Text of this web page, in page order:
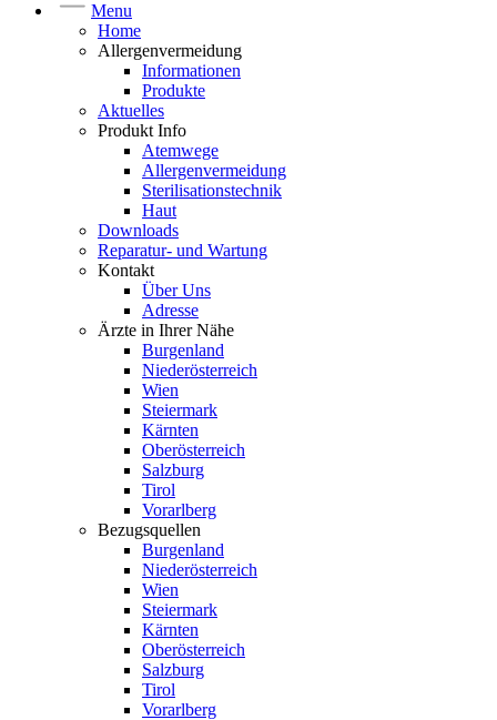
Menu
Home
Allergenvermeidung
Informationen
Produkte
Aktuelles
Produkt Info
Atemwege
Allergenvermeidung
Sterilisationstechnik
Haut
Downloads
Reparatur- und Wartung
Kontakt
Über Uns
Adresse
Ärzte in Ihrer Nähe
Burgenland
Niederösterreich
Wien
Steiermark
Kärnten
Oberösterreich
Salzburg
Tirol
Vorarlberg
Bezugsquellen
Burgenland
Niederösterreich
Wien
Steiermark
Kärnten
Oberösterreich
Salzburg
Tirol
Vorarlberg